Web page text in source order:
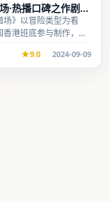
·热播口碑之作剧情
在线
场》以冒险类型为看
香港班底参与制作，叙
9.0 2024-09-09